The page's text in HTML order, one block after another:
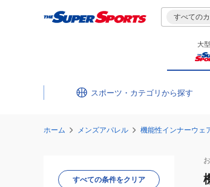
すべての
大
スポーツ・カテゴリ
ホーム メンズアパレル 機能性インナーウェ
すべての条件をクリア